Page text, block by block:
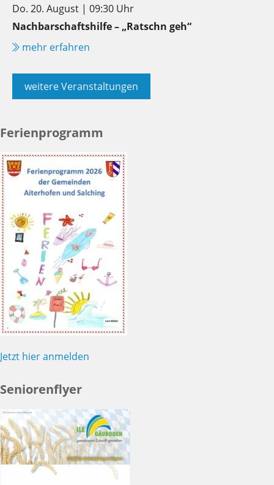
Do. 20. August | 09:30 Uhr
Nachbarschaftshilfe – „Ratschn geh“
mehr erfahren
weitere Veranstaltungen
Ferienprogramm
Jetzt hier anmelden
Seniorenflyer